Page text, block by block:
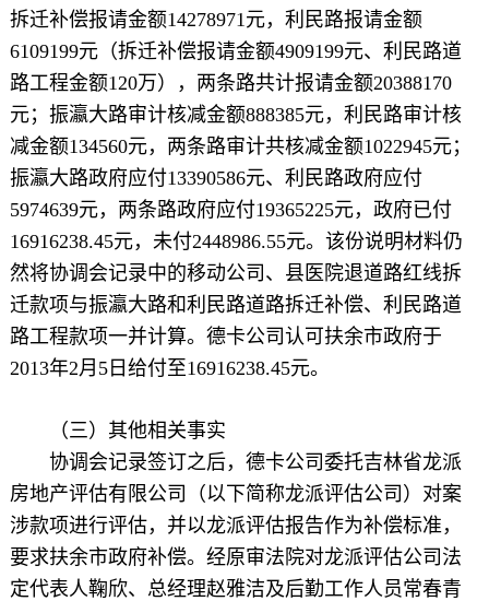
拆迁补偿报请金额14278971元，利民路报请金额
6109199元（拆迁补偿报请金额4909199元、利民路道
路工程金额120万），两条路共计报请金额20388170
元；振瀛大路审计核减金额888385元，利民路审计核
减金额134560元，两条路审计共核减金额1022945元；
振瀛大路政府应付13390586元、利民路政府应付
5974639元，两条路政府应付19365225元，政府已付
16916238.45元，未付2448986.55元。该份说明材料仍
然将协调会记录中的移动公司、县医院退道路红线拆
迁款项与振瀛大路和利民路道路拆迁补偿、利民路道
路工程款项一并计算。德卡公司认可扶余市政府于
2013年2月5日给付至16916238.45元。
（三）其他相关事实
协调会记录签订之后，德卡公司委托吉林省龙派
房地产评估有限公司（以下简称龙派评估公司）对案
涉款项进行评估，并以龙派评估报告作为补偿标准，
要求扶余市政府补偿。经原审法院对龙派评估公司法
定代表人鞠欣、总经理赵雅洁及后勤工作人员常春青